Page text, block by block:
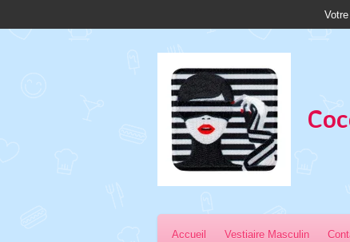
Accueil Vestiaire Masculin